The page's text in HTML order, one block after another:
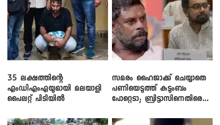
35 ലക്ഷത്തിന്റെ
എംഡിഎംഎയുമായി മലയാളി
പൈലറ്റ് പിടിയിൽ
സമരം ഹൈജാക്ക് ചെയ്യാതെ
പണിയെടുത്ത് കുടുംബം
പോറ്റെടാ; ബ്രിട്ടാസിനെതിരെ